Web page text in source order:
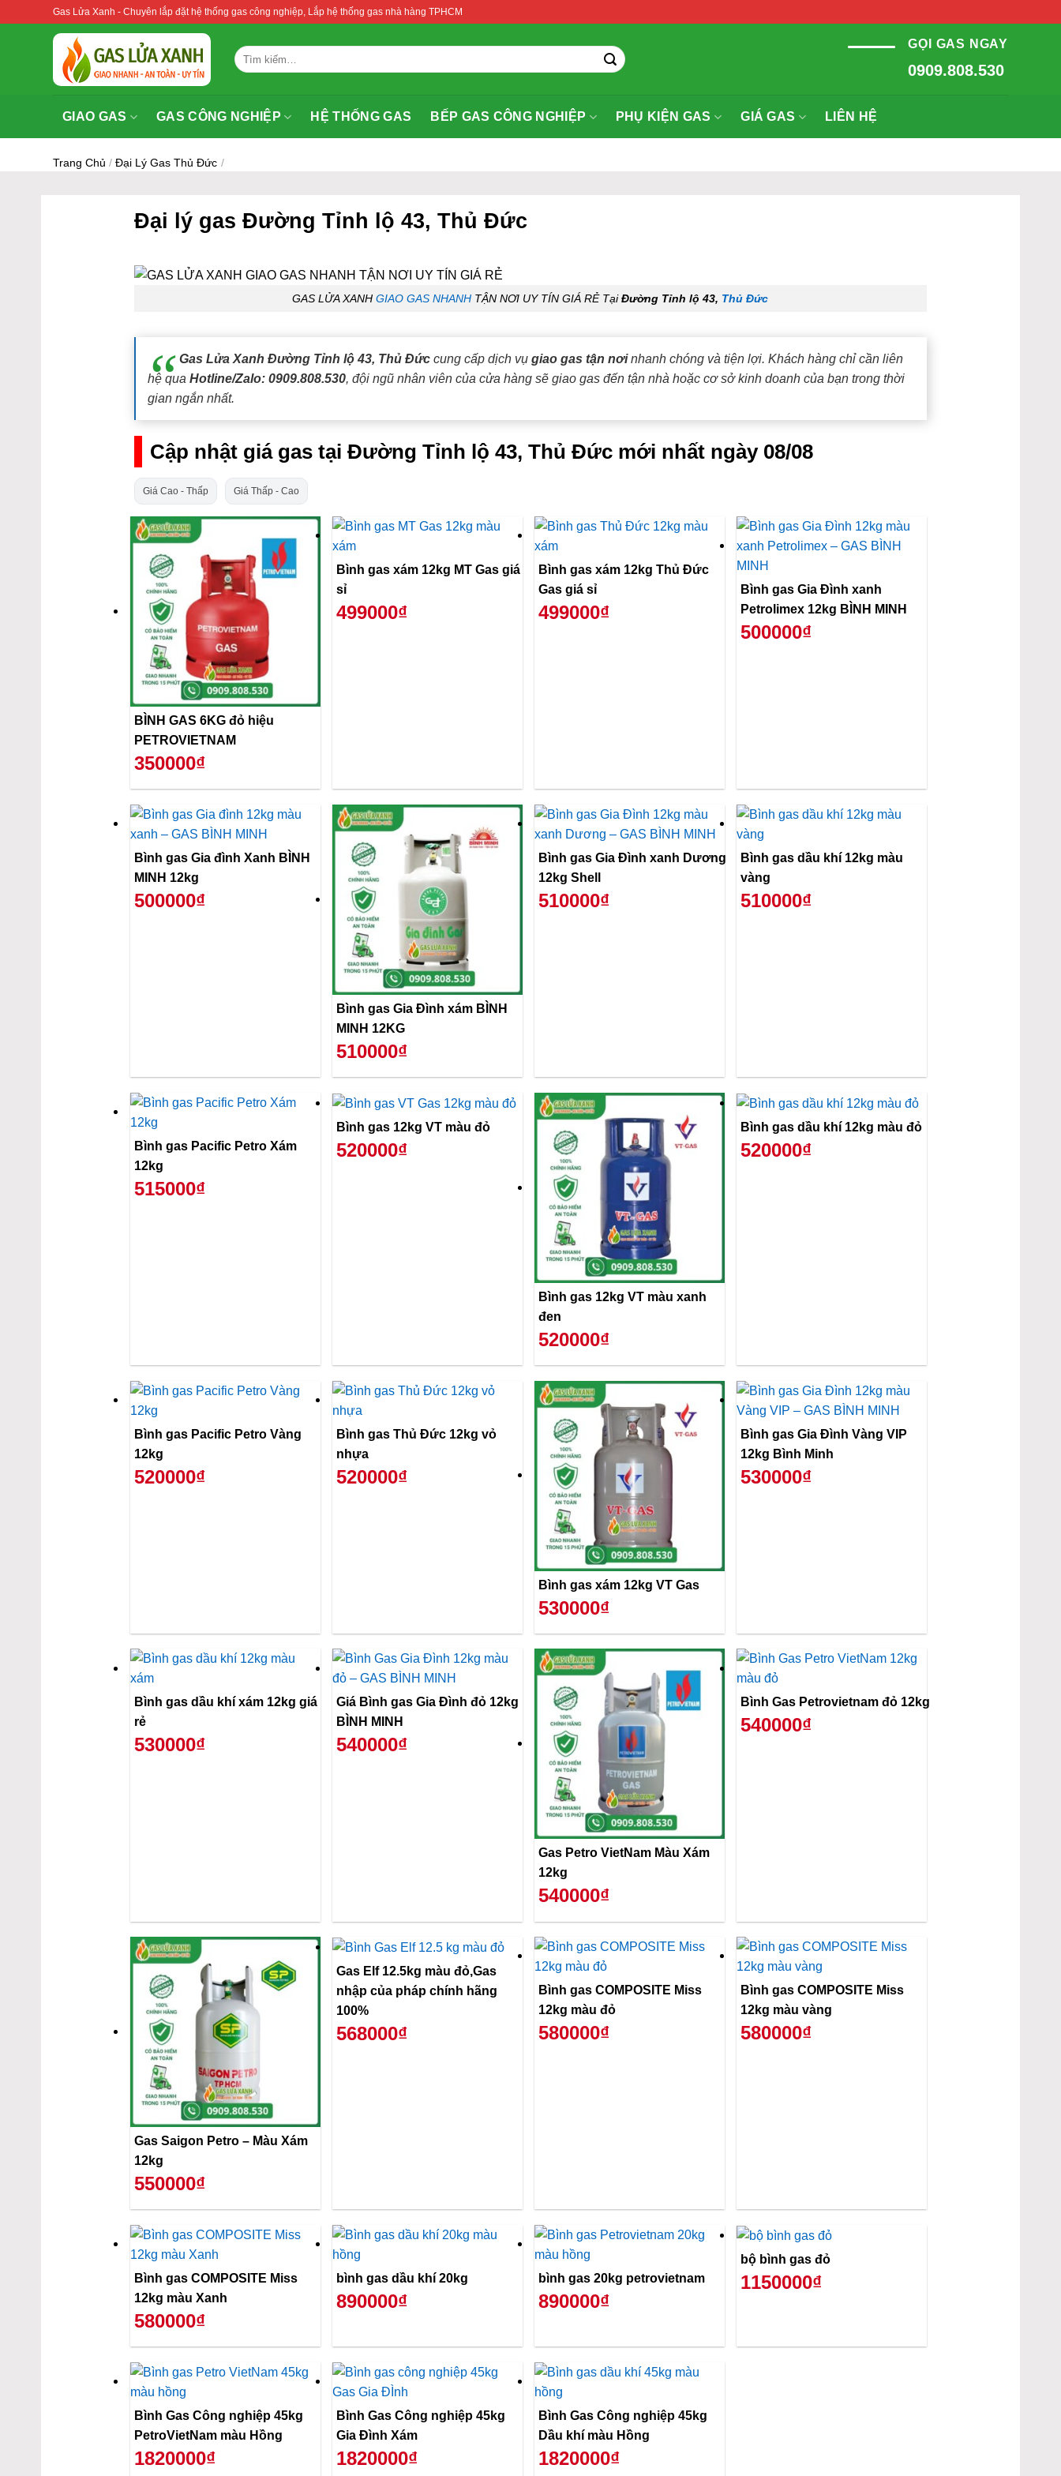
Gas Lửa Xanh - Chuyên lắp đặt hệ thống gas công nghiệp, Lắp hệ thống gas nhà hàng TPHCM
Tìm
kiếm:
GỌI GAS NGAY
0909.808.530
GIAO GAS GAS CÔNG NGHIỆP HỆ THỐNG GAS BẾP GAS CÔNG NGHIỆP PHỤ KIỆN GAS GIÁ GAS LIÊN HỆ
Trang Chủ / Đại Lý Gas Thủ Đức /
Đại lý gas Đường Tỉnh lộ 43, Thủ Đức
GAS LỬA XANHGIAO GAS NHANH TẬN NƠI UY TÍN GIÁ RẺ TạiĐường Tỉnh lộ 43, Thủ Đức
Gas Lửa Xanh Đường Tỉnh lộ 43, Thủ Đức cung cấp dịch vụgiao gas tận nơinhanh chóng và tiện lợi. Khách hàng chỉ cần liên
hệ quaHotline/Zalo: 0909.808.530, đội ngũ nhân viên của cửa hàng sẽ giao gas đến tận nhà hoặc cơ sở kinh doanh của bạn trong thời
gian ngắn nhất.
Cập nhật giá gas tại Đường Tỉnh lộ 43, Thủ Đức mới nhất ngày 08/08
Giá Cao - Thấp Giá Thấp - Cao
BÌNH GAS 6KG đỏ hiệu
PETROVIETNAM
350000₫
Bình gas xám 12kg MT Gas giá
sỉ
499000₫
Bình gas xám 12kg Thủ Đức
Gas giá sỉ
499000₫
Bình gas Gia Đình xanh
Petrolimex 12kg BÌNH MINH
500000₫
Bình gas Gia đình Xanh BÌNH
MINH 12kg
500000₫
Bình gas Gia Đình xám BÌNH
MINH 12KG
510000₫
Bình gas Gia Đình xanh Dương
12kg Shell
510000₫
Bình gas dầu khí 12kg màu
vàng
510000₫
Bình gas Pacific Petro Xám
12kg
515000₫
Bình gas 12kg VT màu đỏ
520000₫
Bình gas 12kg VT màu xanh
đen
520000₫
Bình gas dầu khí 12kg màu đỏ
520000₫
Bình gas Pacific Petro Vàng
12kg
520000₫
Bình gas Thủ Đức 12kg vỏ
nhựa
520000₫
Bình gas xám 12kg VT Gas
530000₫
Bình gas Gia Đình Vàng VIP
12kg Bình Minh
530000₫
Bình gas dầu khí xám 12kg giá
rẻ
530000₫
Giá Bình gas Gia Đình đỏ 12kg
BÌNH MINH
540000₫
Gas Petro VietNam Màu Xám
12kg
540000₫
Bình Gas Petrovietnam đỏ 12kg
540000₫
Gas Saigon Petro – Màu Xám
12kg
550000₫
Gas Elf 12.5kg màu đỏ,Gas
nhập của pháp chính hãng
100%
568000₫
Bình gas COMPOSITE Miss
12kg màu đỏ
580000₫
Bình gas COMPOSITE Miss
12kg màu vàng
580000₫
Bình gas COMPOSITE Miss
12kg màu Xanh
580000₫
bình gas dầu khí 20kg
890000₫
bình gas 20kg petrovietnam
890000₫
bộ bình gas đỏ
1150000₫
Bình Gas Công nghiệp 45kg
PetroVietNam màu Hồng
1820000₫
Bình Gas Công nghiệp 45kg
Gia Đình Xám
1820000₫
Bình Gas Công nghiệp 45kg
Dầu khí màu Hồng
1820000₫